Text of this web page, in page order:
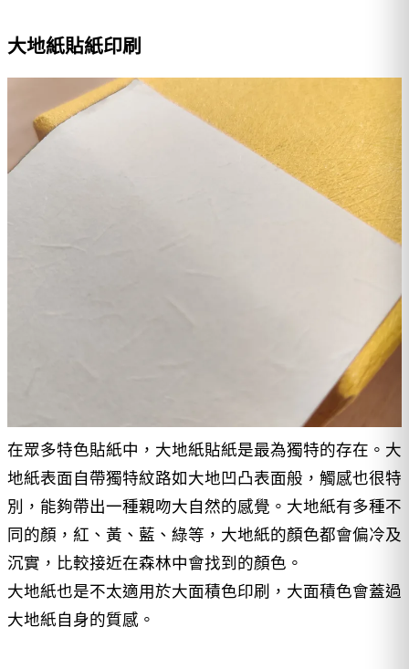
大地紙貼紙印刷
在眾多特色貼紙中，大地紙貼紙是最為獨特的存在。大
地紙表面自帶獨特紋路如大地凹凸表面般，觸感也很特
別，能夠帶出一種親吻大自然的感覺。大地紙有多種不
同的顏，紅、黃、藍、綠等，大地紙的顏色都會偏冷及
沉實，比較接近在森林中會找到的顏色。
大地紙也是不太適用於大面積色印刷，大面積色會蓋過
大地紙自身的質感。